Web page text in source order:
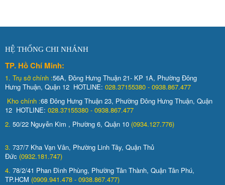
HỆ THỐNG CHI NHÁNH
TP. Hồ Chí Minh:
1. Trụ sở chính :56A, Đông Hưng Thuận 21- KP 1A, Phường Đông
Hưng Thuận, Quận 12 HOTLINE: 028.37155380 - 0938.867.477
Kho chính :68 Đông Hưng Thuận 23, Phường Đông Hưng Thuận, Quận
12 HOTLINE: 028.37155380 - 0938.867.477
2. 50/22 Nguyễn Kim , Phường 6, Quận 10 (0934.127.776)
3. 737/7 Kha Vạn Vân, Phường Linh Tây, Quận Thủ
Đức (0932.181.747)
4. 78/2/41 Phan Đình Phùng, Phường Tân Thành, Quận Tân Phú,
TP.HCM (0909.941.478 - 0938.867.477)